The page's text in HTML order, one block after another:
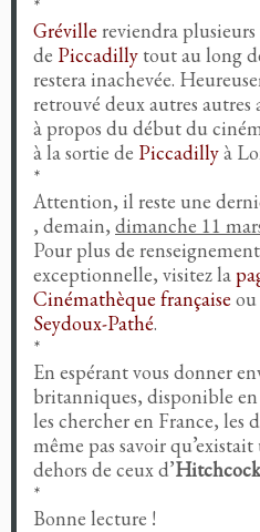
*
Gréville reviendra
de Piccadilly tout au long
restera inachevée.
retrouvé deux autres autres
à propos du début du
à la sortie de Piccadillyà
*
Attention, il reste une
, demain, dimanche 11
Pour plus de
exceptionnelle, visitez la
Cinémathèque française
Seydoux-Pathé.
*
En espérant vous donner
britanniques, disponible
les chercher en France,
même pas savoir
dehors de ceux d’Hitchcock
*
Bonne lecture !